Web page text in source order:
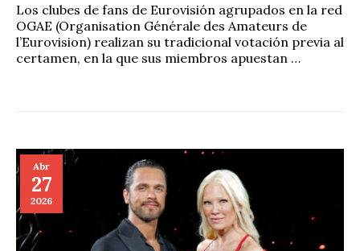
Los clubes de fans de Eurovisión agrupados en la red
OGAE (Organisation Générale des Amateurs de
l’Eurovision) realizan su tradicional votación previa al
certamen, en la que sus miembros apuestan …
Abr
27
2026